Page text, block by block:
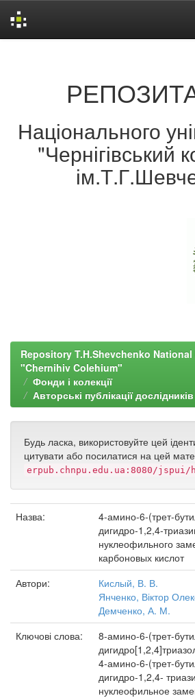
Національного
"Чернігівський
Repository T.H.Shevchenko
"Chernihiv Colehium"
Фонди і колекції
Авторські публікації дослідників
Будь ласка, використовуйте цей
цитувати або посилатися на цей
erpub.chnpu.edu.ua:8080/jspui/
Назва:
4-амино-6-(трет-
дигидро-1,2,4-
нуклеофильного
карбоновых кислот
Автори:
Кислый, В. В.
Янченко, Віктор
Демченко, А. М.
Ключові слова:
8-амино-6-(трет-
4-амино-6-(трет-
дигидро-1,2,4-
нуклеофильное